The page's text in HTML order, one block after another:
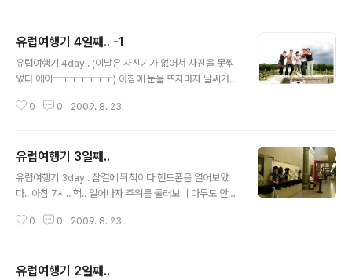
작.. 나와서 나머지분들은 민박으로 가고 형들이랑 같이 시
원한 맥주를 마시기 위해 호프집(유럽에선 pub)을 찾기 위
해 세느강쪽으로 이동했다. 시간은 대충 6~7시 사이정도..
데 해가 중천에 떠있다.. 뭐지 이건.. 여튼 펍을 찾기 위해 한
유럽여행기 4일째.. -1
유럽여행기 4day.. (이날은 사진기가 없어서 사진을 못찎
었다 에이ㅜㅜㅜㅜㅜㅜㅜ) 아침에 눈을 뜨자마자 날씨가
면 베르사유로 가고 아니면 루브르로 가기로 생각했었다.
금 ,닭 ,채소만 넣고 삶은것같은 맛이다. 반찬으론 소금 , 이
상한 볶은야채다.. 진짜 맛없다 ㅡㅡ;; 그러려니 했다. 유럽
여행와서 호화스럽게 생활할 생각은 추오도없었으니까 ㅋ
여자분 1분 이 추가되서 총 5명이 베르사유를 향해 집을 나
0 0 2009. 8. 23.
유럽여행기 3일째..
유럽여행기 3day.. 잠결에 뒤척이다 핸드폰을 열어보았
다.. 아침 7시.. 헉.. 일어나자 주위를 둘러보니 아무도 안일
다.. 머지 이나라는 이렇게 늦잠자나.. 물한잔마시고 잠깐
하다.. 밤새 비가온듯이 풀들이 젖어있다. 아쉣... 아직도 하
0 0 2009. 8. 23.
유럽여행기 2일째..